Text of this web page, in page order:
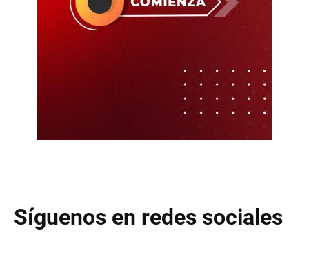
Síguenos en redes sociales